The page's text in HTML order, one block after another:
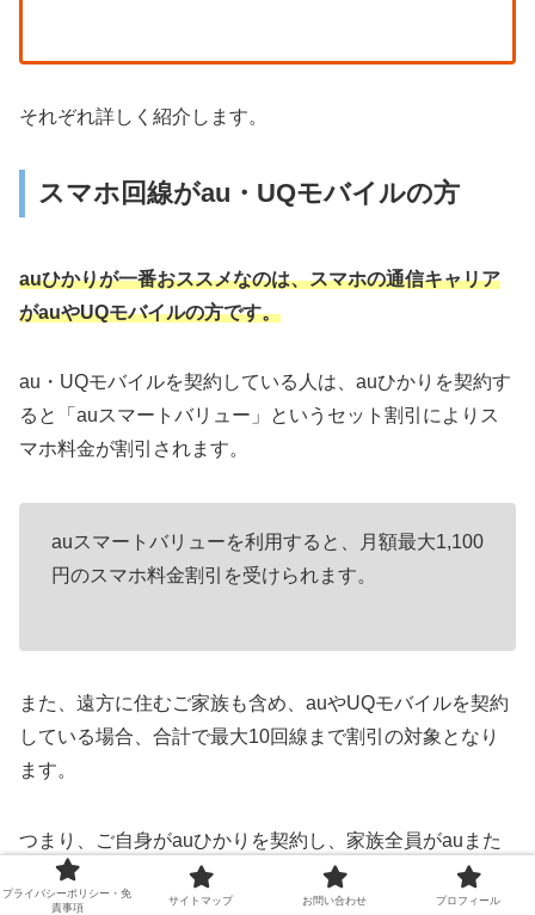
それぞれ詳しく紹介します。
スマホ回線がau・UQモバイルの方
auひかりが一番おススメなのは、スマホの通信キャリア
がauやUQモバイルの方です。
au・UQモバイルを契約している人は、auひかりを契約す
ると「auスマートバリュー」というセット割引によりス
マホ料金が割引されます。
auスマートバリューを利用すると、月額最大1,100
円のスマホ料金割引を受けられます。
また、遠方に住むご家族も含め、auやUQモバイルを契約
している場合、合計で最大10回線まで割引の対象となり
ます。
つまり、ご自身がauひかりを契約し、家族全員がauまた
はUQモバイルを利用している場合、ご自身だけでなく家
族全員のスマホ料金が最大1,100円割引される仕組みで
プライバシーポリシー・免
責事項
サイトマップ お問い合わせ プロフィール